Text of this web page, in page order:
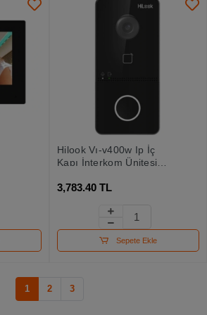
Hilook Vı-v400w Ip İç
Kapı İnterkom Ünitesi
Station
3,783.40 TL
Sepete Ekle
1 2 3